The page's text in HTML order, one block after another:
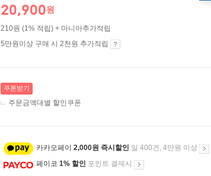
20,900원
210원 (1% 적립) + 마니아추가적립
5만원이상 구매 시 2천원 추가적립
쿠폰받기
주문금액대별 할인쿠폰
카카오페이 2,000원 즉시할인 일 400건, 4만원 이상
페이코 1% 할인 포인트 결제시